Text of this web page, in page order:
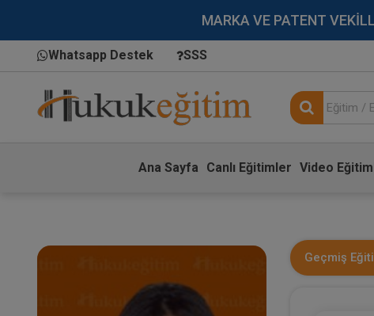
MARKA VE PATENT
Whatsapp Destek SSS
Ana Sayfa Canlı Eğitimler Video
Geçmiş